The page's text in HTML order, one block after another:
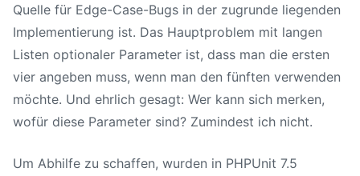
Quelle für Edge-Case-Bugs in der zugrunde liegenden
Implementierung ist. Das Hauptproblem mit langen
Listen optionaler Parameter ist, dass man die ersten
vier angeben muss, wenn man den fünften verwenden
möchte. Und ehrlich gesagt: Wer kann sich merken,
wofür diese Parameter sind? Zumindest ich nicht.
Um Abhilfe zu schaffen, wurden in PHPUnit 7.5